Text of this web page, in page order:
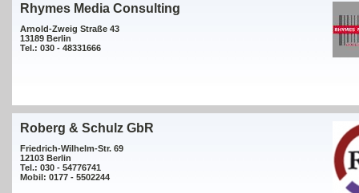
Rhymes Media Consulting
Arnold-Zweig Straße 43
13189 Berlin
Tel.: 030 - 48331666
Roberg & Schulz GbR
Friedrich-Wilhelm-Str. 69
12103 Berlin
Tel.: 030 - 54776741
Mobil: 0177 - 5502244